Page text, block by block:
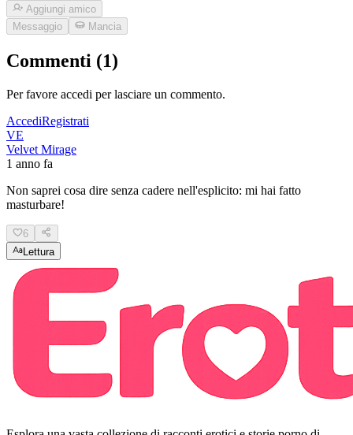
Aggiungi amico
Messaggio
Mancia
Commenti (1)
Per favore accedi per lasciare un commento.
AccediRegistrati
VE
Velvet Mirage
1 anno fa
Non saprei cosa dire senza cadere nell'esplicito: mi hai fatto
masturbare!
6
Lettura